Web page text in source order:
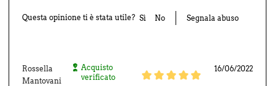
Questa opinione ti è stata utile? Sì No Segnala abuso
Rossella
Mantovani
Acquisto
verificato
16/06/2022